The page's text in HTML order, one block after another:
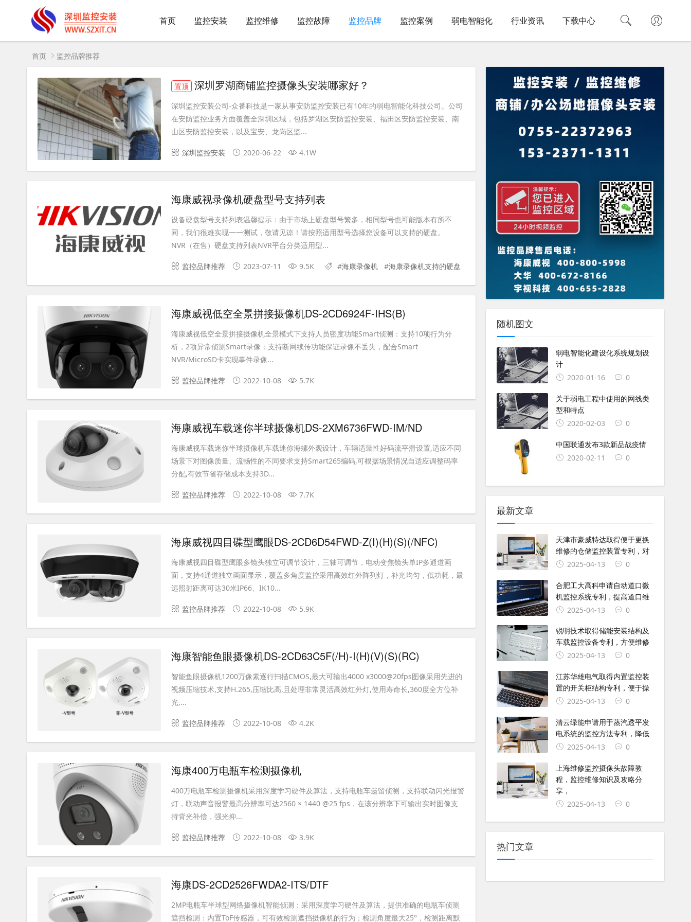
首页 监控安装 监控维修 监控故障 监控品牌 监控案例 弱电智能化 行业资讯 下载中心
首页 监控品牌推荐
置顶 深圳罗湖商铺监控摄像头安装哪家好？
深圳监控安装公司-众番科技是一家从事安防监控安装已有10年的弱电智能化科技公司。公司
在安防监控业务方面覆盖全深圳区域，包括罗湖区安防监控安装、福田区安防监控安装、南
山区安防监控安装，以及宝安、龙岗区监...
深圳监控安装 2020-06-22 4.1W
海康威视录像机硬盘型号支持列表
设备硬盘型号支持列表温馨提示：由于市场上硬盘型号繁多，相同型号也可能版本有所不
同，我们很难实现一一测试，敬请见谅！请按照适用型号选择您设备可以支持的硬盘。
NVR（在售）硬盘支持列表NVR平台分类适用型...
监控品牌推荐 2023-07-11 9.5K #海康录像机 #海康录像机支持的硬盘
海康威视低空全景拼接摄像机DS-2CD6924F-IHS(B)
海康威视低空全景拼接摄像机全景模式下支持人员密度功能Smart侦测：支持10项行为分
析，2项异常侦测Smart录像：支持断网续传功能保证录像不丢失，配合Smart
NVR/MicroSD卡实现事件录像...
监控品牌推荐 2022-10-08 5.7K
海康威视车载迷你半球摄像机DS-2XM6736FWD-IM/ND
海康威视车载迷你半球摄像机车载迷你海螺外观设计，车辆适装性好码流平滑设置,适应不同
场景下对图像质量、流畅性的不同要求支持Smart265编码,可根据场景情况自适应调整码率
分配,有效节省存储成本支持3D...
监控品牌推荐 2022-10-08 7.7K
海康威视四目碟型鹰眼DS-2CD6D54FWD-Z(I)(H)(S)(/NFC)
海康威视四目碟型鹰眼多镜头独立可调节设计，三轴可调节，电动变焦镜头单IP多通道画
面，支持4通道独立画面显示，覆盖多角度监控采用高效红外阵列灯，补光均匀，低功耗，最
远照射距离可达30米IP66、IK10...
监控品牌推荐 2022-10-08 5.9K
海康智能鱼眼摄像机DS-2CD63C5F(/H)-I(H)(V)(S)(RC)
智能鱼眼摄像机1200万像素逐行扫描CMOS,最大可输出4000 x3000@20fps图像采用先进的
视频压缩技术,支持H.265,压缩比高,且处理非常灵活高效红外灯,使用寿命长,360度全方位补
光,...
监控品牌推荐 2022-10-08 4.2K
海康400万电瓶车检测摄像机
400万电瓶车检测摄像机采用深度学习硬件及算法，支持电瓶车遗留侦测，支持联动闪光报警
灯，联动声音报警最高分辨率可达2560 × 1440 @25 fps，在该分辨率下可输出实时图像支
持背光补偿，强光抑...
监控品牌推荐 2022-10-08 3.9K
海康DS-2CD2526FWDA2-ITS/DTF
2MP电瓶车半球型网络摄像机智能侦测：采用深度学习硬件及算法，提供准确的电瓶车侦测
遮挡检测：内置ToF传感器，可有效检测遮挡摄像机的行为；检测角度最大25°，检测距离默
随机图文
弱电智能化建设化系统规划设
计
2020-01-16
0
关于弱电工程中使用的网线类
型和特点
2020-02-03
0
中国联通发布3款新品战疫情
2020-02-11
0
最新文章
天津市豪威特达取得便于更换
维修的仓储监控装置专利，对
2025-04-13
0
合肥工大高科申请自动道口微
机监控系统专利，提高道口维
2025-04-13
0
锐明技术取得储能安装结构及
车载监控设备专利，方便维修
2025-04-13
0
江苏华雄电气取得内置监控装
置的开关柜结构专利，便于操
2025-04-13
0
清云绿能申请用于蒸汽透平发
电系统的监控方法专利，降低
2025-04-13
0
上海维修监控摄像头故障教
程，监控维修知识及攻略分
享，
2025-04-13
0
热门文章